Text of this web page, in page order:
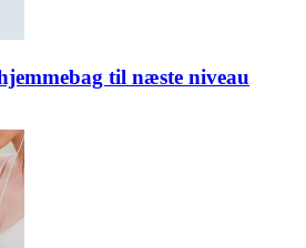
til næste niveau